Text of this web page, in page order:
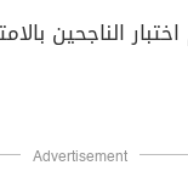
الناجحين
Advertisement